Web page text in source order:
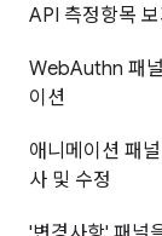
API 측정항목 보
WebAuthn 패
이션
애니메이션 패
사 및 수정